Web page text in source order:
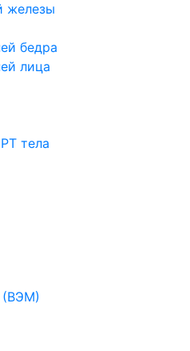
железы
бедра
лица
тела
(ВЭМ)